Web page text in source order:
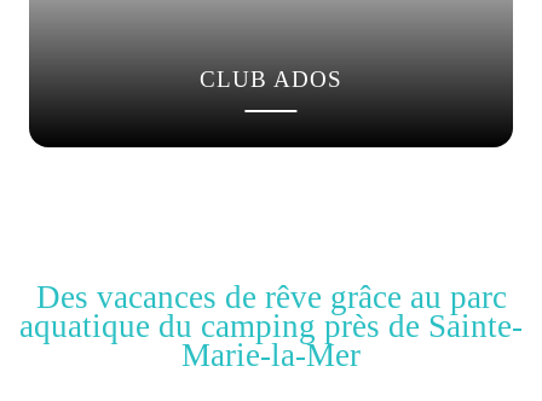
CLUB ADOS
Des vacances de rêve grâce au parc
aquatique du camping près de Sainte-
Marie-la-Mer